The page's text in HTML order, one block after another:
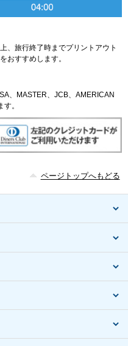
、旅行終了時までプリントアウト
おすすめします。
、MASTER、JCB、AMERICAN
。
ページトップへもどる